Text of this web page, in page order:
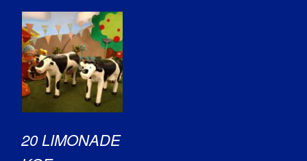
20 LIMONADE